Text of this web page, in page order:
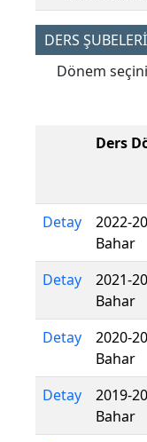
DERS ŞUBELERİ
Dönem
Ders
Detay
2022-
Bahar
Detay
2021-
Bahar
Detay
2020-
Bahar
Detay
2019-
Bahar